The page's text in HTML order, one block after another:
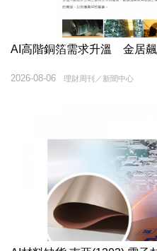
AI高階銅箔需求升溫 金居
理財周刊／新聞中心
2026-08-06